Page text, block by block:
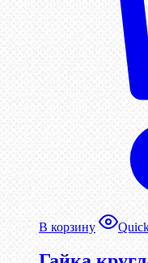
В корзину